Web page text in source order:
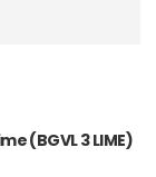
(BGVL 3 LIME)